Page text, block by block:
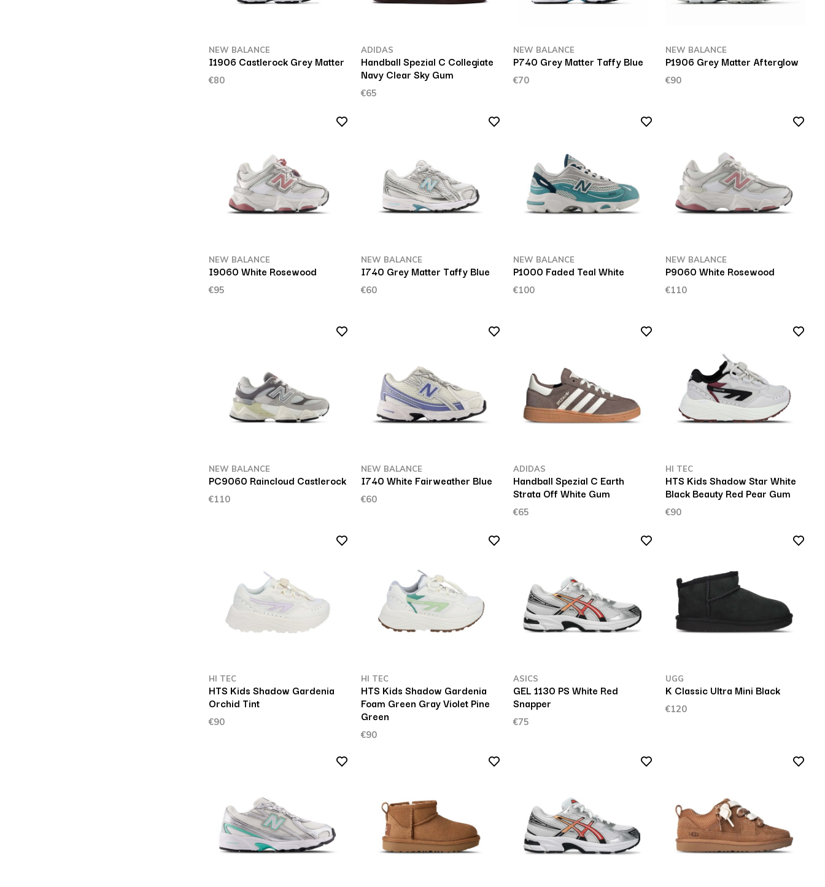
NEW BALANCE
I1906 Castlerock Grey Matter
€80
ADIDAS
Handball Spezial C Collegiate
Navy Clear Sky Gum
€65
NEW BALANCE
P740 Grey Matter Taffy Blue
€70
NEW BALANCE
P1906 Grey Matter Afterglow
€90
NEW BALANCE
I9060 White Rosewood
€95
NEW BALANCE
I740 Grey Matter Taffy Blue
€60
NEW BALANCE
P1000 Faded Teal White
€100
NEW BALANCE
P9060 White Rosewood
€110
NEW BALANCE
PC9060 Raincloud Castlerock
€110
NEW BALANCE
I740 White Fairweather Blue
€60
ADIDAS
Handball Spezial C Earth
Strata Off White Gum
€65
HI TEC
HTS Kids Shadow Star White
Black Beauty Red Pear Gum
€90
HI TEC
HTS Kids Shadow Gardenia
Orchid Tint
€90
HI TEC
HTS Kids Shadow Gardenia
Foam Green Gray Violet Pine
Green
€90
ASICS
GEL 1130 PS White Red
Snapper
€75
UGG
K Classic Ultra Mini Black
€120